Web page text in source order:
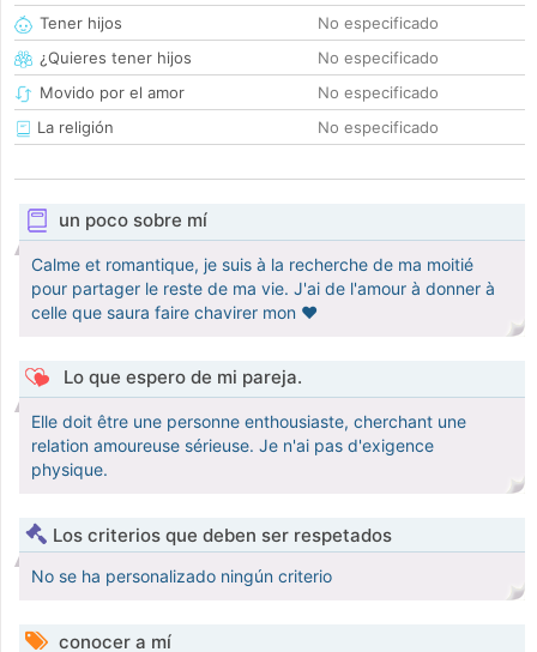
Tener hijos
No especificado
¿Quieres tener hijos
No especificado
Movido por el amor
No especificado
La religión
No especificado
un poco sobre mí
Calme et romantique, je suis à la recherche de ma moitié
pour partager le reste de ma vie. J'ai de l'amour à donner à
celle que saura faire chavirer mon ❤
Lo que espero de mi pareja.
Elle doit être une personne enthousiaste, cherchant une
relation amoureuse sérieuse. Je n'ai pas d'exigence
physique.
Los criterios que deben ser respetados
No se ha personalizado ningún criterio
conocer a mí